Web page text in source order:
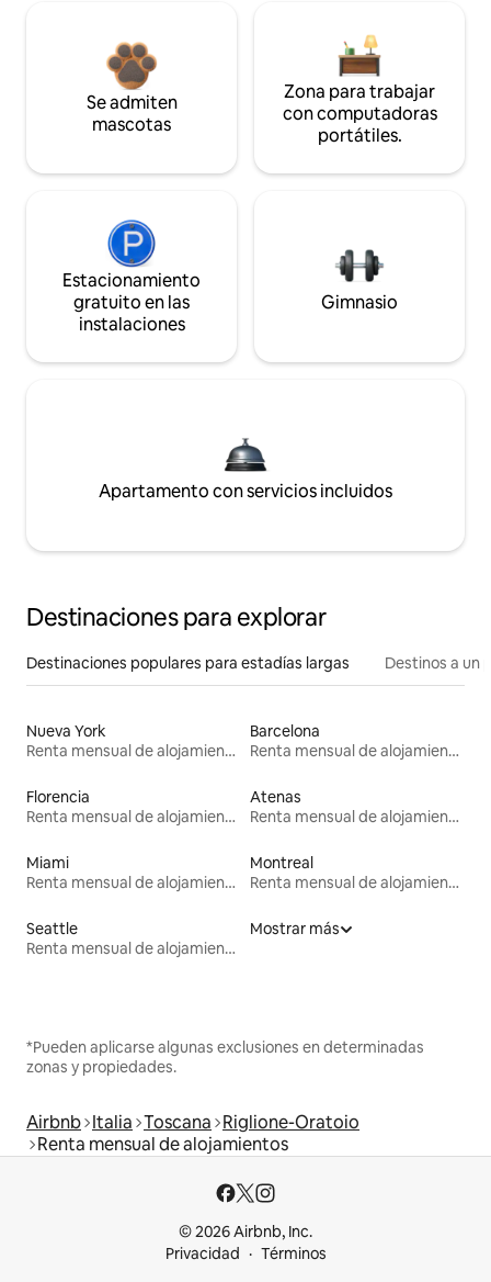
Se admiten
mascotas
Zona para trabajar
con computadoras
portátiles.
Estacionamiento
gratuito en las
instalaciones
Gimnasio
Apartamento con servicios incluidos
Destinaciones para explorar
Destinaciones populares para estadías largas Destinos a un
Nueva York
Renta mensual de alojamientos
Barcelona
Renta mensual de alojamientos
Florencia
Renta mensual de alojamientos
Atenas
Renta mensual de alojamientos
Miami
Renta mensual de alojamientos
Montreal
Renta mensual de alojamientos
Seattle
Renta mensual de alojamientos
Mostrar más
*Pueden aplicarse algunas exclusiones en determinadas
zonas y propiedades.
Airbnb Italia Toscana Riglione-Oratoio
Renta mensual de alojamientos
© 2026 Airbnb, Inc.
Privacidad
Términos